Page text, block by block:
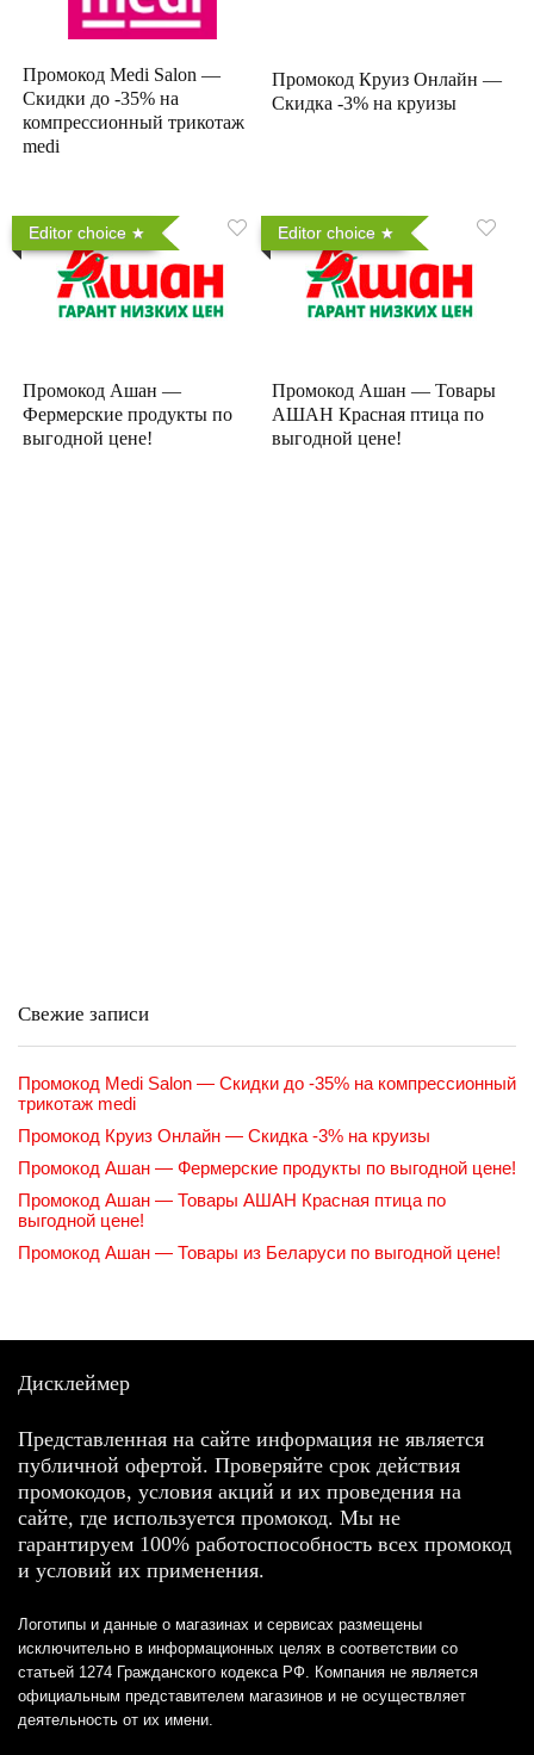
Промокод Medi Salon —
Скидки до -35% на
компрессионный трикотаж
medi
Промокод Круиз Онлайн —
Скидка -3% на круизы
Editor choice
Промокод Ашан —
Фермерские продукты по
выгодной цене!
Editor choice
Промокод Ашан — Товары
АШАН Красная птица по
выгодной цене!
Свежие записи
Промокод Medi Salon — Скидки до -35% на компрессионный
трикотаж medi
Промокод Круиз Онлайн — Скидка -3% на круизы
Промокод Ашан — Фермерские продукты по выгодной цене!
Промокод Ашан — Товары АШАН Красная птица по
выгодной цене!
Промокод Ашан — Товары из Беларуси по выгодной цене!
Дисклеймер
Представленная на сайте информация не является
публичной офертой. Проверяйте срок действия
промокодов, условия акций и их проведения на
сайте, где используется промокод. Мы не
гарантируем 100% работоспособность всех промокод
и условий их применения.
Логотипы и данные о магазинах и сервисах размещены
исключительно в информационных целях в соответствии со
статьей 1274 Гражданского кодекса РФ. Компания не является
официальным представителем магазинов и не осуществляет
деятельность от их имени.